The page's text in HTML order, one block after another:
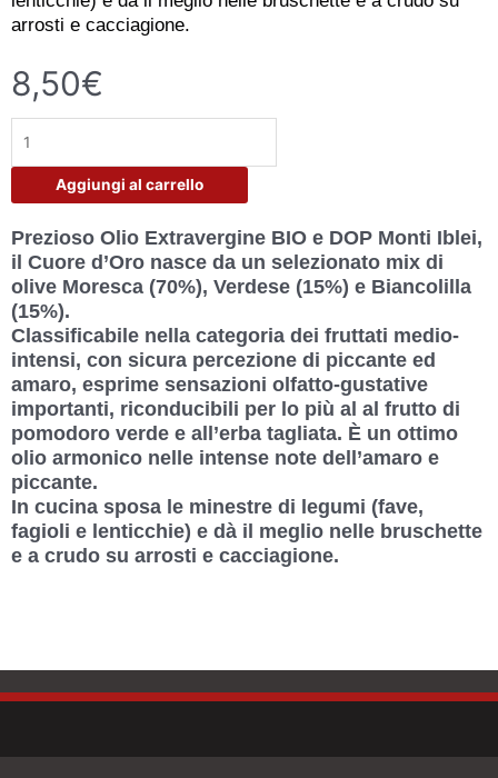
arrosti e cacciagione.
8,50€
d'oro
olio
dop/bio
quantità
Aggiungi al carrello
Prezioso Olio Extravergine BIO e DOP Monti Iblei,
il Cuore d’Oro nasce da un selezionato mix di
olive Moresca (70%), Verdese (15%) e Biancolilla
(15%).
Classificabile nella categoria dei fruttati medio-
intensi, con sicura percezione di piccante ed
amaro, esprime sensazioni olfatto-gustative
importanti, riconducibili per lo più al al frutto di
pomodoro verde e all’erba tagliata. È un ottimo
olio armonico nelle intense note dell’amaro e
piccante.
In cucina sposa le minestre di legumi (fave,
fagioli e lenticchie) e dà il meglio nelle bruschette
e a crudo su arrosti e cacciagione.